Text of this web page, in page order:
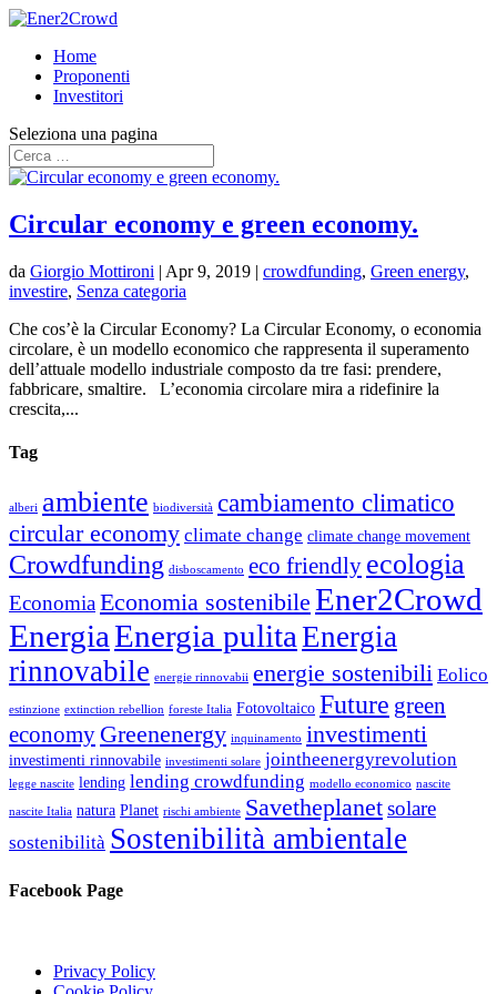
Home
Proponenti
Investitori
Seleziona una pagina
Circular economy e green economy.
da Giorgio Mottironi | Apr 9, 2019 | crowdfunding, Green energy,
investire, Senza categoria
Che cos’è la Circular Economy? La Circular Economy, o economia
circolare, è un modello economico che rappresenta il superamento
dell’attuale modello industriale composto da tre fasi: prendere,
fabbricare, smaltire. L’economia circolare mira a ridefinire la
crescita,...
Tag
alberi ambiente biodiversità cambiamento climatico
circular economy climate change climate change movement
Crowdfunding disboscamento eco friendly ecologia
EconomiaEconomia sostenibile Ener2Crowd
EnergiaEnergia pulita Energia
rinnovabile energie rinnovabii energie sostenibili Eolico
estinzione extinction rebellion foreste Italia Fotovoltaico Future green
economy Greenenergy inquinamento investimenti
investimenti rinnovabile investimenti solare jointheenergyrevolution
legge nascite lending lending crowdfunding modello economico nascite
nascite Italia natura Planet rischi ambiente Savetheplanetsolare
sostenibilità Sostenibilità ambientale
Facebook Page
Privacy Policy